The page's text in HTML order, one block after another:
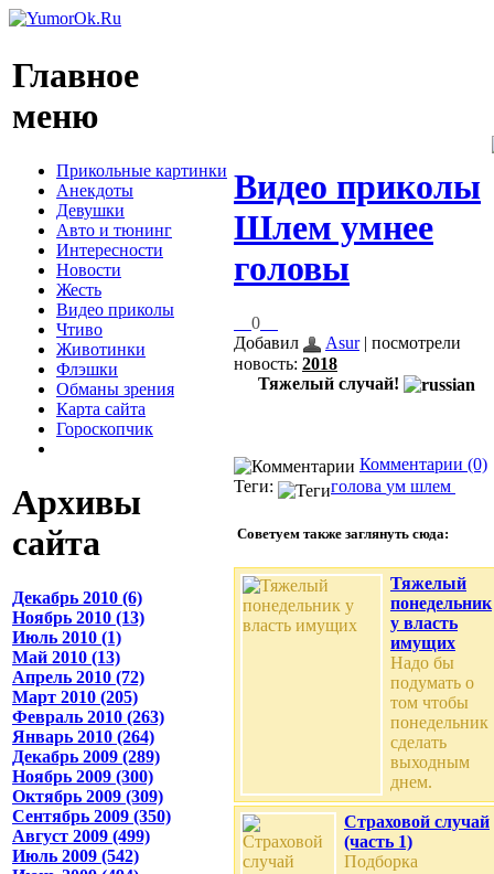
Главное
меню
Прикольные картинки
Анекдоты
Девушки
Авто и тюнинг
Интересности
Новости
Жесть
Видео приколы
Чтиво
Животинки
Флэшки
Обманы зрения
Карта сайта
Гороскопчик
Архивы
сайта
Декабрь 2010 (6)
Ноябрь 2010 (13)
Июль 2010 (1)
Май 2010 (13)
Апрель 2010 (72)
Март 2010 (205)
Февраль 2010 (263)
Январь 2010 (264)
Декабрь 2009 (289)
Ноябрь 2009 (300)
Октябрь 2009 (309)
Сентябрь 2009 (350)
Август 2009 (499)
Июль 2009 (542)
Видео приколы
Шлем умнее
головы
0
Добавил
Asur| посмотрели
новость: 2018
Тяжелый случай!
Комментарии (0)
Теги:
голова ум шлем
Советуем также заглянуть сюда:
Тяжелый
понедельник
у власть
имущих
Надо бы
подумать о
том чтобы
понедельник
сделать
выходным
днем.
Страховой случай
(часть 1)
Подборка